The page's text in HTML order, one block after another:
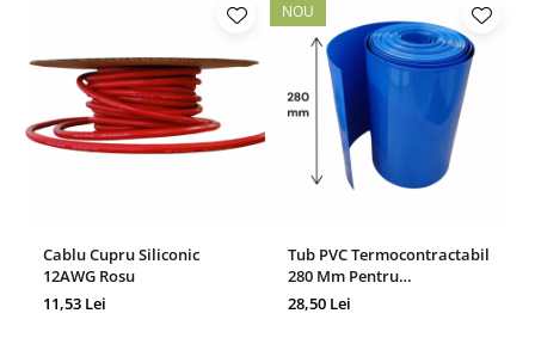
Cablu Cupru Siliconic
12AWG Rosu
11,53 Lei
NOU
Tub PVC Termocontractabil
280 Mm Pentru
Acumulatori
28,50 Lei